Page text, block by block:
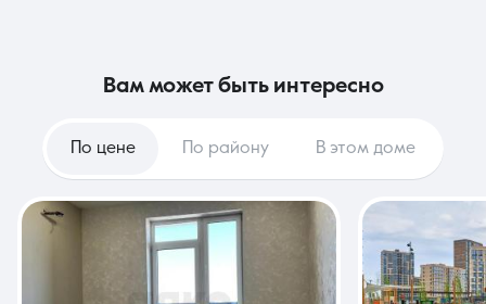
вам может быть интересно
По цене По району В этом доме